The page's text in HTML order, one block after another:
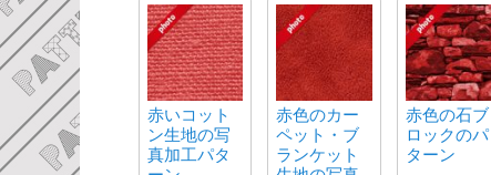
赤いコット
ン生地の写
真加工パタ
赤色のカー
ペット・ブ
ランケット
赤色の石ブ
ロックのパ
ターン